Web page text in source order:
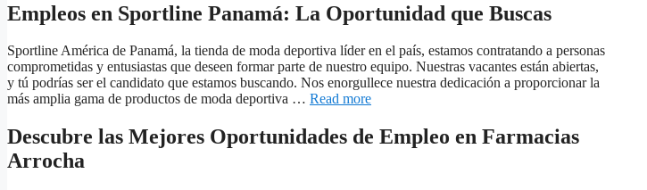
Empleos en Sportline Panamá: La Oportunidad que Buscas
Sportline América de Panamá, la tienda de moda deportiva líder en el país, estamos contratando a personas
comprometidas y entusiastas que deseen formar parte de nuestro equipo. Nuestras vacantes están abiertas,
y tú podrías ser el candidato que estamos buscando. Nos enorgullece nuestra dedicación a proporcionar la
más amplia gama de productos de moda deportiva … Read more
Descubre las Mejores Oportunidades de Empleo en Farmacias
Arrocha